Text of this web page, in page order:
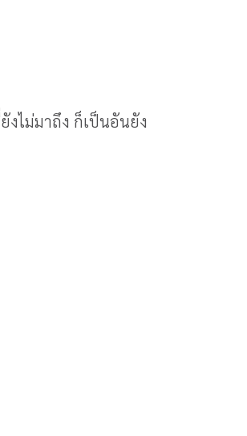
งไม่มาถึง ก็เป็นอันยัง